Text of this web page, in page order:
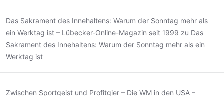
Das Sakrament des Innehaltens: Warum der Sonntag mehr als
ein Werktag ist – Lübecker-Online-Magazin seit 1999 zu Das
Sakrament des Innehaltens: Warum der Sonntag mehr als ein
Werktag ist
Zwischen Sportgeist und Profitgier – Die WM in den USA –